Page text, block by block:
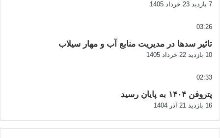
7 بازدید 23 خرداد 1405
03:26
تاثیر سدها در مدیریت منابع آب و مهار سیلاب
10 بازدید 22 خرداد 1405
02:33
پتروفن ۱۴۰۴ به پایان رسید
16 بازدید 21 آذر 1404